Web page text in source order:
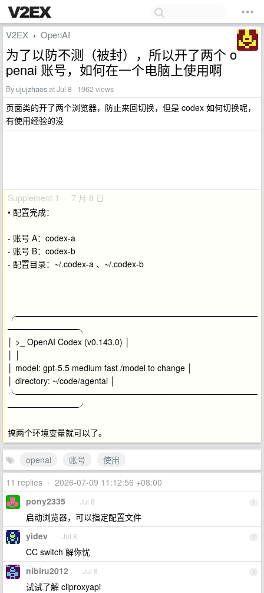
V2EX › OpenAI
为了以防不测（被封），所以开了两个 o
penai 账号，如何在一个电脑上使用啊
Byujujzhaosat Jul 8 · 1962 views
页面类的开了两个浏览器，防止来回切换，但是 codex 如何切换呢，
有使用经验的没
Supplement 1 · 7 月 8 日
• 配置完成：
- 账号 A：codex-a
- 账号 B：codex-b
- 配置目录：~/.codex-a 、~/.codex-b
╭─────────────────────────────────────────
────────────╮
│ >_ OpenAI Codex (v0.143.0) │
│ model: gpt-5.5 medium fast /model to change │
│ directory: ~/code/agentai │
╰─────────────────────────────────────────
────────────╯
搞两个环境变量就可以了。
openai 账号
使用
11 replies • 2026-07-09 11:12:56 +08:00
1
pony2335 Jul 8
启动浏览器，可以指定配置文件
2
yidev Jul 8
CC switch 解你忧
3
nibiru2012 Jul 8
试试了解 cliproxyapi